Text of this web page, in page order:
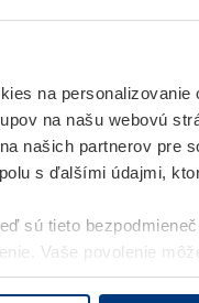
na personalizovanie
na našu webovú
našich partnerov pre
s ďalšími údajmi,
sú tieto
Vaše povolenie
osobných údajovnašej